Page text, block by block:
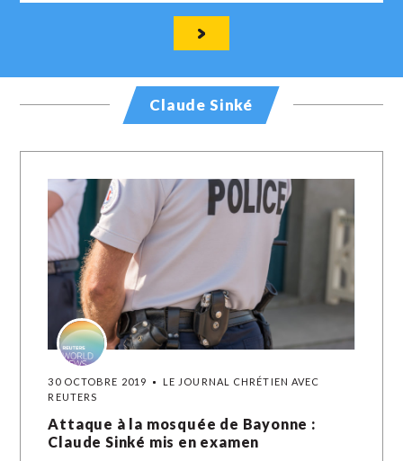
Claude Sinké
30 OCTOBRE 2019
LE JOURNAL CHRÉTIEN AVEC
REUTERS
Attaque à la mosquée de Bayonne :
Claude Sinké mis en examen